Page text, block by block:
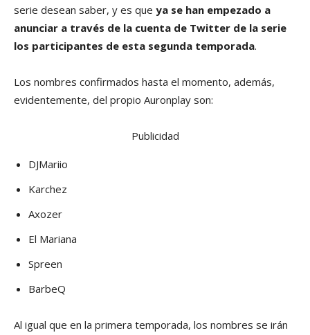
serie desean saber, y es que ya se han empezado a
anunciar a través de la cuenta de Twitter de la serie
los participantes de esta segunda temporada.
Los nombres confirmados hasta el momento, además,
evidentemente, del propio Auronplay son:
Publicidad
DJMariio
Karchez
Axozer
El Mariana
Spreen
BarbeQ
Al igual que en la primera temporada, los nombres se irán